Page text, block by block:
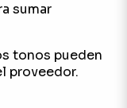
sumar
tonos pueden
proveedor.